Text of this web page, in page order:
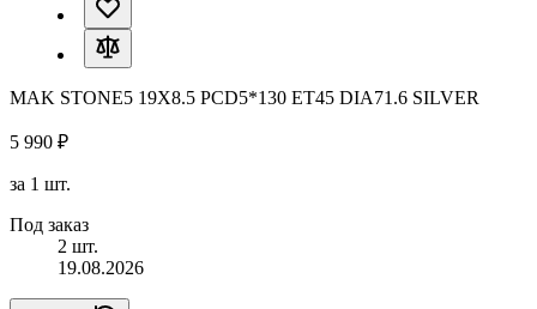
MAK STONE5 19X8.5 PCD5*130 ET45 DIA71.6 SILVER
5 990 ₽
за 1 шт.
Под заказ
2 шт.
19.08.2026